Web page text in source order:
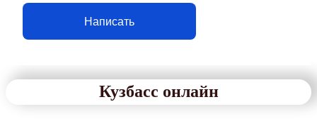
Написать
Кузбасс онлайн